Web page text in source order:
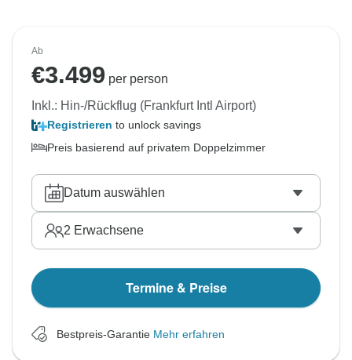
Ab
€3.499 per person
Inkl.: Hin-/Rückflug (Frankfurt Intl Airport)
Registrieren to unlock savings
Preis basierend auf privatem Doppelzimmer
Datum auswählen
2 Erwachsene
Termine & Preise
Bestpreis-Garantie Mehr erfahren